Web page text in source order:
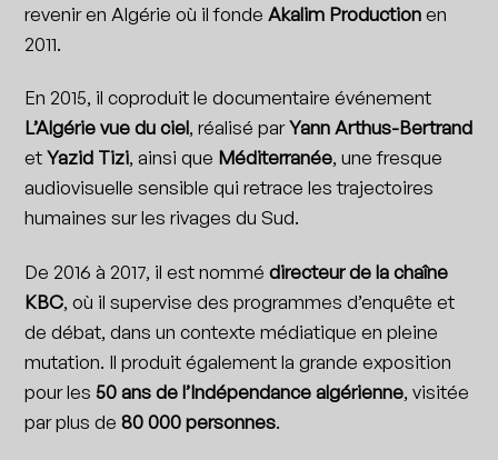
revenir en Algérie où il fondeAkalim Productionen
2011.
En 2015, il coproduit le documentaire événement
L’Algérie vue du ciel, réalisé parYann Arthus-Bertrand
etYazid Tizi, ainsi que Méditerranée, une fresque
audiovisuelle sensible qui retrace les trajectoires
humaines sur les rivages du Sud.
De 2016 à 2017, il est nommédirecteur de la chaîne
KBC, où il supervise des programmes d’enquête et
de débat, dans un contexte médiatique en pleine
mutation. Il produit également la grande exposition
pour les50 ans de l’Indépendance algérienne, visitée
par plus de80 000 personnes.